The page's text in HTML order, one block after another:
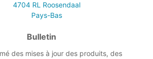
4704 RL Roosendaal
Pays-Bas
Bulletin
des mises à jour des produits, des